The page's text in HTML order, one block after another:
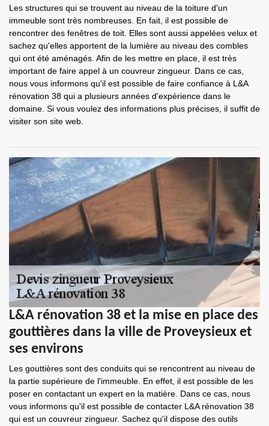
Les structures qui se trouvent au niveau de la toiture d'un
immeuble sont très nombreuses. En fait, il est possible de
rencontrer des fenêtres de toit. Elles sont aussi appelées velux et
sachez qu'elles apportent de la lumière au niveau des combles
qui ont été aménagés. Afin de les mettre en place, il est très
important de faire appel à un couvreur zingueur. Dans ce cas,
nous vous informons qu'il est possible de faire confiance à L&A
rénovation 38 qui a plusieurs années d'expérience dans le
domaine. Si vous voulez des informations plus précises, il suffit de
visiter son site web.
L&A rénovation 38 et la mise en place des
gouttières dans la ville de Proveysieux et
ses environs
Les gouttières sont des conduits qui se rencontrent au niveau de
la partie supérieure de l'immeuble. En effet, il est possible de les
poser en contactant un expert en la matière. Dans ce cas, nous
vous informons qu'il est possible de contacter L&A rénovation 38
qui est un couvreur zingueur. Sachez qu'il dispose des outils